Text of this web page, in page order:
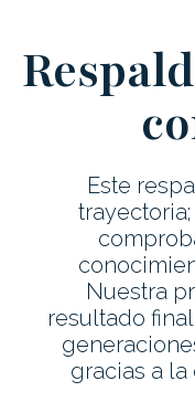
Este
Nuestra
resultado
gracias a